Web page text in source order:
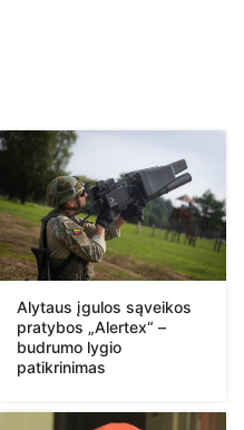
Alytaus įgulos sąveikos
pratybos „Alertex“ –
budrumo lygio
patikrinimas